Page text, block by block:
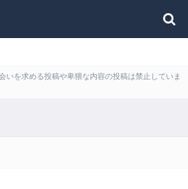
を求める投稿や卑猥な内容の投稿は禁止していま